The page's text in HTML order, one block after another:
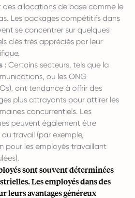
allocations de base comme le
Les packages compétitifs dans
se concentrer sur quelques
clés très appréciés par leur
: Certains secteurs, tels que la
ou les ONG
ont tendance à offrir des
plus attrayants pour attirer les
concurrentiels. Les
peuvent également être
travail (par exemple,
pour les employés travaillant
sont souvent déterminées
Les employés dans des
leurs avantages généreux